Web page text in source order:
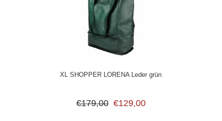
XL SHOPPER LORENA Leder grün
€179,00 €129,00